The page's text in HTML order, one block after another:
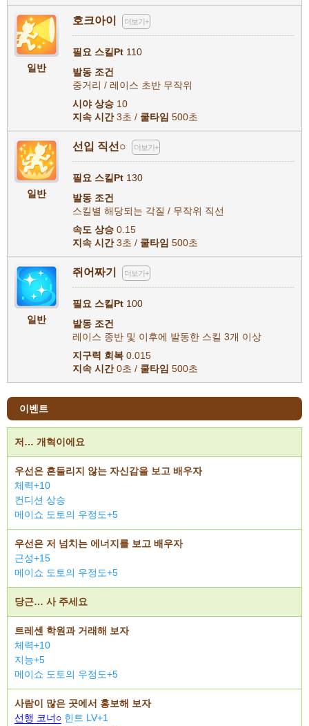
일반
호크아이 더보기+
필요 스킬Pt 110
발동 조건
중거리 / 레이스 초반 무작위
시야 상승 10
지속 시간3초 / 쿨타임 500초
일반
선입 직선○ 더보기+
필요 스킬Pt 130
발동 조건
스킬별 해당되는 각질 / 무작위 직선
속도 상승 0.15
지속 시간3초 / 쿨타임 500초
일반
쥐어짜기 더보기+
필요 스킬Pt 100
발동 조건
레이스 종반 및 이후에 발동한 스킬 3개 이상
지구력 회복 0.015
지속 시간0초 / 쿨타임 500초
이벤트
저… 개혁이에요
우선은 흔들리지 않는 자신감을 보고 배우자
체력+10
컨디션 상승
메이쇼 도토의 우정도+5
우선은 저 넘치는 에너지를 보고 배우자
근성+15
메이쇼 도토의 우정도+5
당근… 사 주세요
트레센 학원과 거래해 보자
체력+10
지능+5
메이쇼 도토의 우정도+5
사람이 많은 곳에서 홍보해 보자
선행 코너○ 힌트 LV+1